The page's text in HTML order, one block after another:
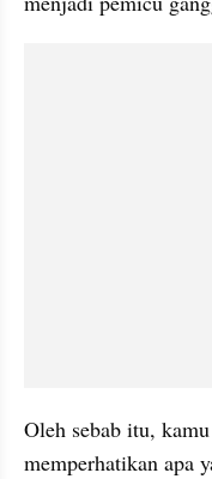
Oleh sebab itu,
memperhatikan apa